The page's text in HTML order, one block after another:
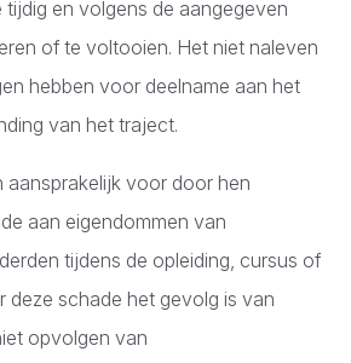
tijdig en volgens de aangegeven
of te voltooien. Het niet naleven
hebben voor deelname aan het
van het traject.
aansprakelijk voor door hen
aan eigendommen van
tijdens de opleiding, cursus of
deze schade het gevolg is van
opvolgen van